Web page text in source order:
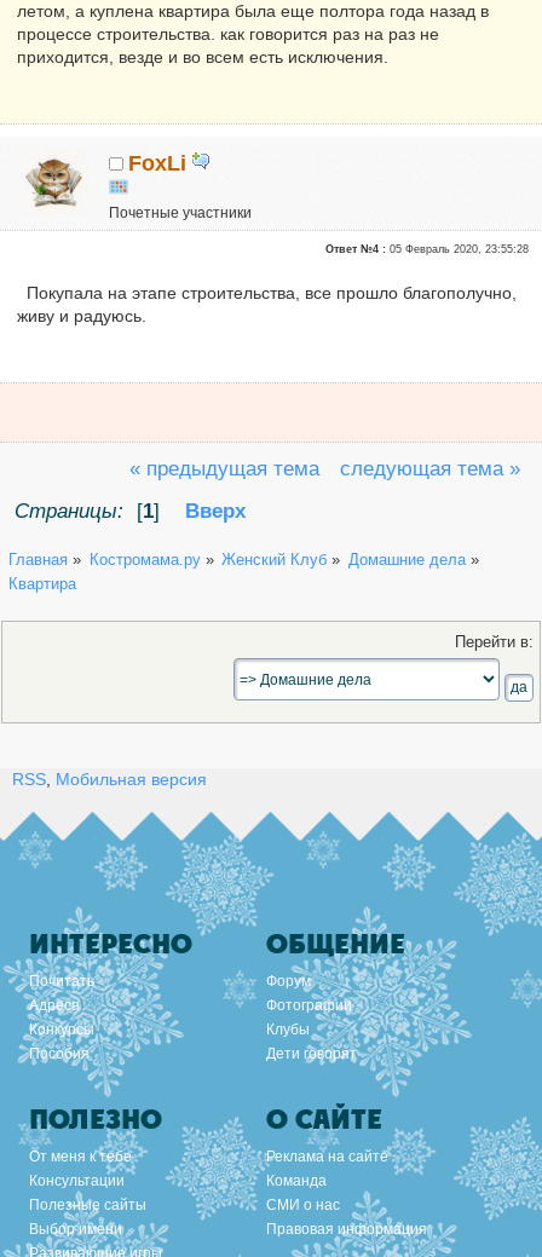
летом, а куплена квартира была еще полтора года назад в
процессе строительства. как говорится раз на раз не
приходится, везде и во всем есть исключения.
FoxLi
Почетные участники
Ответ №4 :05 Февраль 2020, 23:55:28
Покупала на этапе строительства, все прошло благополучно,
живу и радуюсь.
« предыдущая тема
следующая тема »
Страницы:
[1] Вверх
Главная » Костромама.ру» Женский Клуб » Домашние дела»
Квартира
Перейти в:
RSS, Мобильная версия
ИНТЕРЕСНО
Почитать
Адреса
Конкурсы
Пособия
ОБЩЕНИЕ
Форум
Фотографии
Клубы
Дети говорят
ПОЛЕЗНО
От меня к тебе
Консультации
Полезные сайты
Выбор имени
О САЙТЕ
Реклама на сайте
Команда
СМИ о нас
Правовая информация